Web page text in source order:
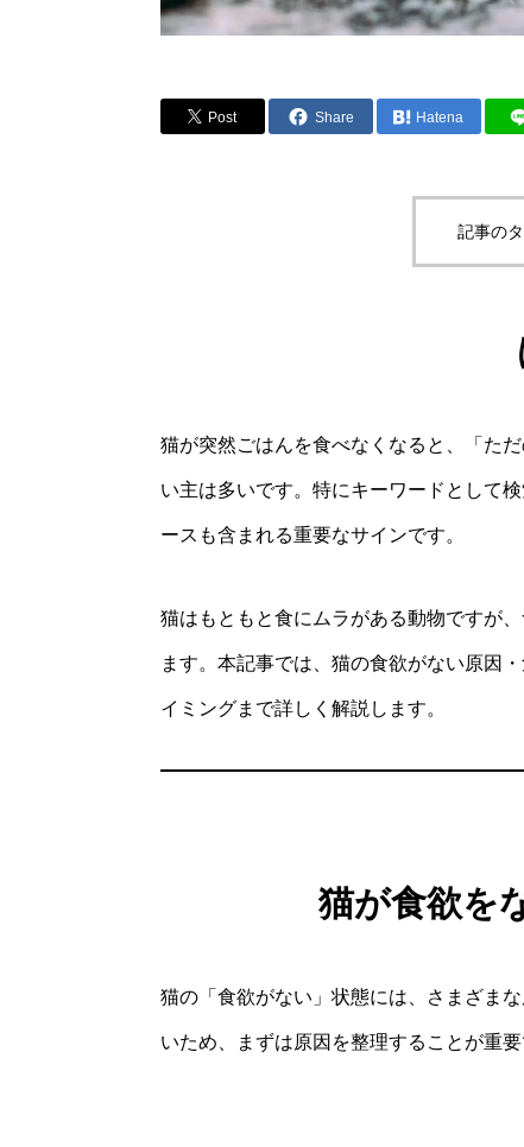
Post Share Hatena
記事の
猫が突然ごはんを食べなくなると、「た
い主は多いです。特にキーワードとして
ースも含まれる重要なサインです。
猫はもともと食にムラがある動物ですが
ます。本記事では、猫の食欲がない原因
イミングまで詳しく解説します。
猫が食欲を
猫の「食欲がない」状態には、さまざま
いため、まずは原因を整理することが重要